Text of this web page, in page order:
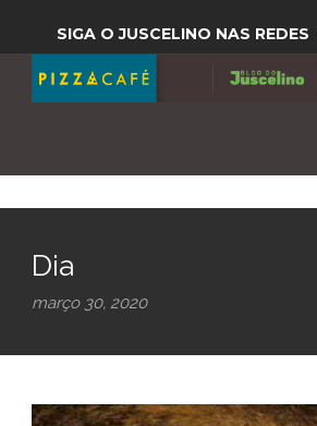
SIGA O JUSCELINO NAS REDES
Dia
março 30, 2020